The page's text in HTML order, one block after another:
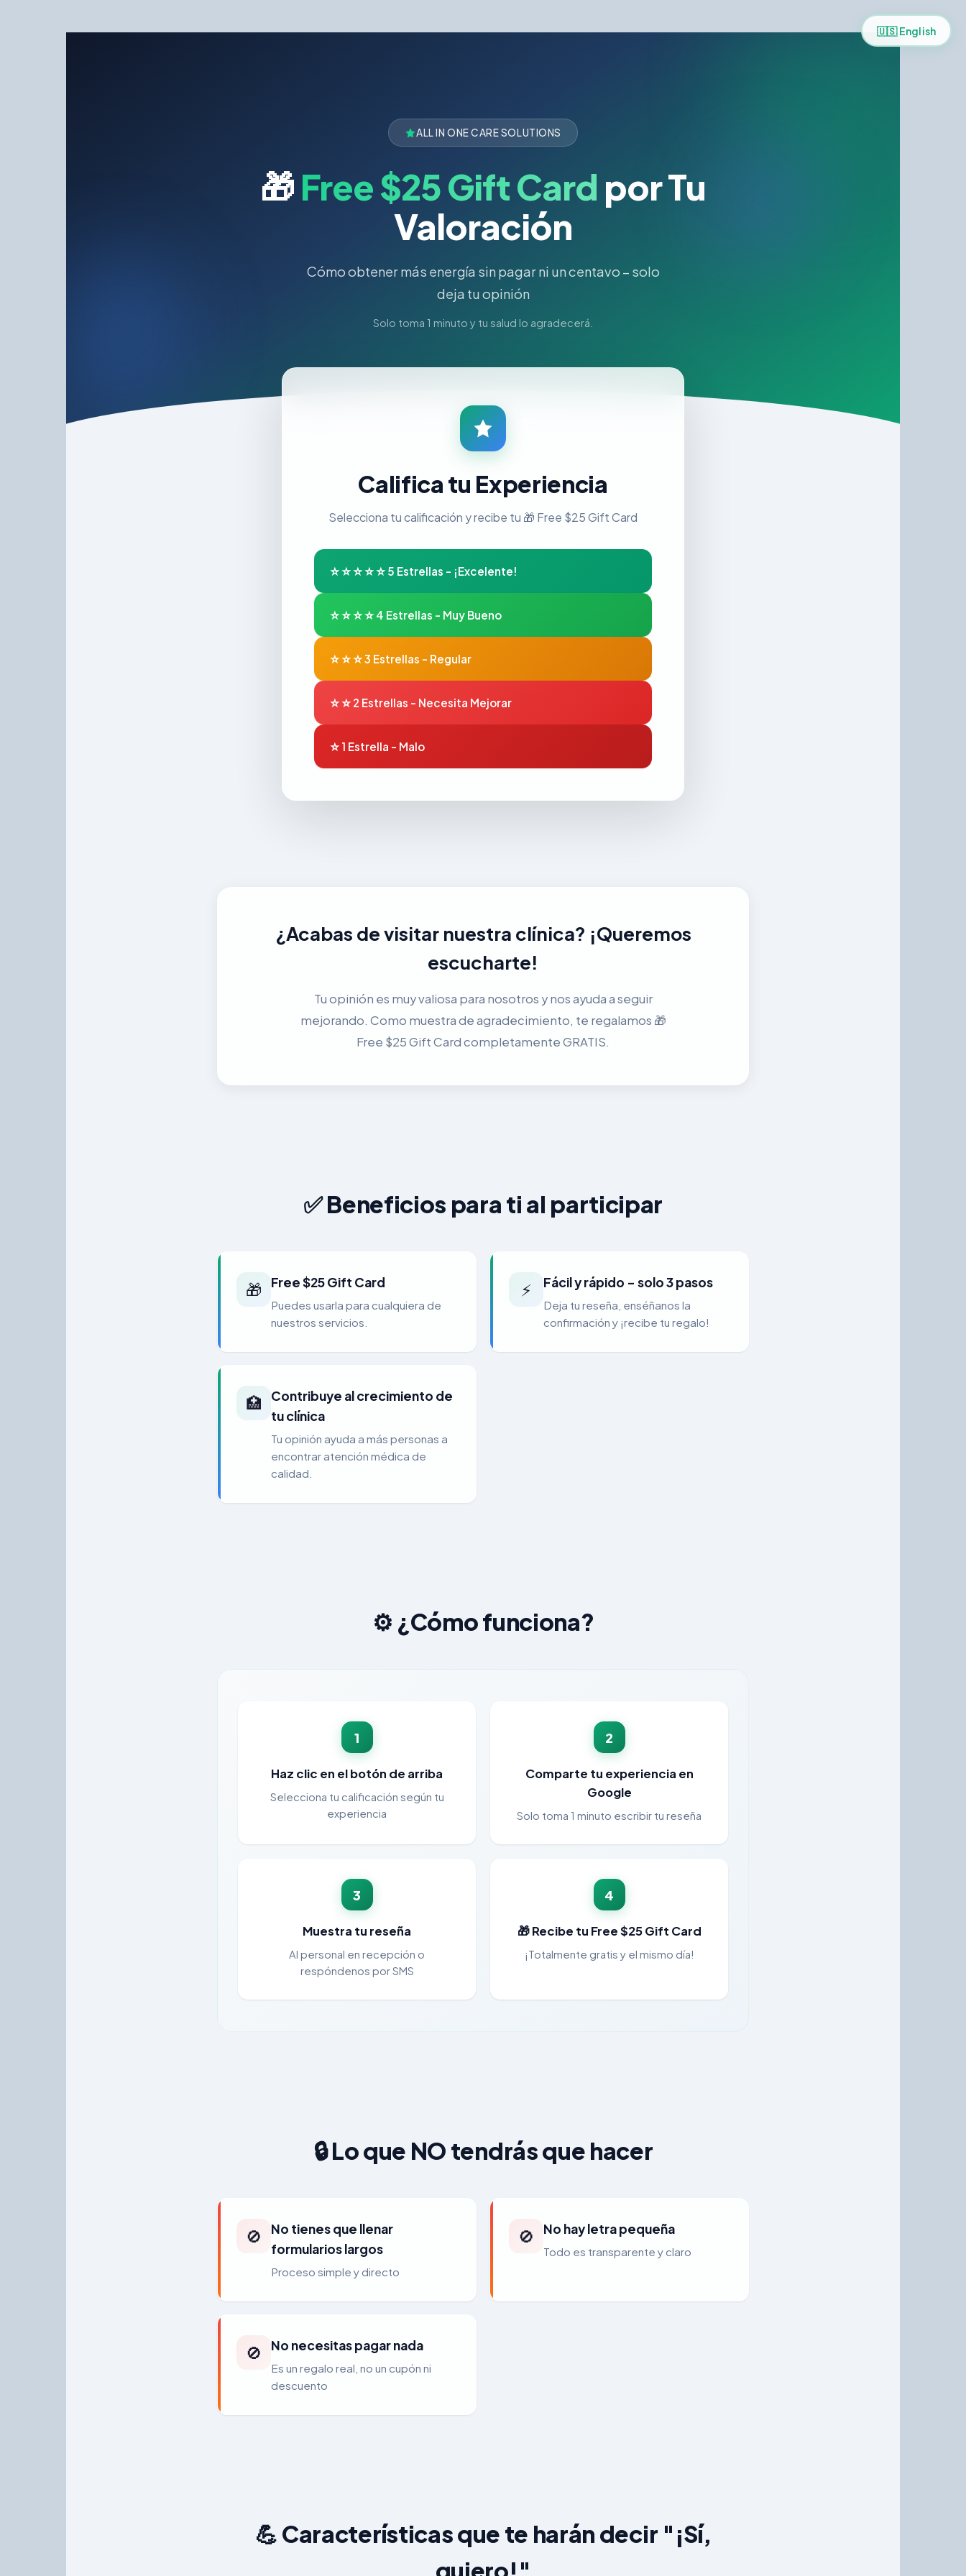
🇺🇸 English
ALL IN ONE CARE SOLUTIONS
🎁Free $25 Gift Card por Tu
Valoración
Cómo obtener más energía sin pagar ni un centavo – solo
deja tu opinión
Solo toma 1 minuto y tu salud lo agradecerá.
Califica tu Experiencia
Selecciona tu calificación y recibe tu 🎁 Free $25 Gift Card
⭐⭐⭐⭐⭐5 Estrellas - ¡Excelente!
⭐⭐⭐⭐ 4 Estrellas - Muy Bueno
⭐⭐⭐3 Estrellas - Regular
⭐⭐ 2 Estrellas - Necesita Mejorar
⭐ 1 Estrella - Malo
¿Acabas de visitar nuestra clínica? ¡Queremos
escucharte!
Tu opinión es muy valiosa para nosotros y nos ayuda a seguir
mejorando. Como muestra de agradecimiento, te regalamos 🎁
Free $25 Gift Card completamente GRATIS.
✅ Beneficios para ti al participar
🎁 Free $25 Gift Card
Puedes usarla para cualquiera de
nuestros servicios.
⚡ Fácil y rápido – solo 3 pasos
Deja tu reseña, enséñanos la
confirmación y ¡recibe tu regalo!
🏥
Contribuye al crecimiento de
tu clínica
Tu opinión ayuda a más personas a
encontrar atención médica de
calidad.
⚙️ ¿Cómo funciona?
1
Haz clic en el botón de arriba
Selecciona tu calificación según tu
experiencia
2
Comparte tu experiencia en
Google
Solo toma 1 minuto escribir tu reseña
3
Muestra tu reseña
Al personal en recepción o
respóndenos por SMS
4
🎁 Recibe tu Free $25 Gift Card
¡Totalmente gratis y el mismo día!
🔒 Lo que NO tendrás que hacer
🚫
No tienes que llenar
formularios largos
Proceso simple y directo
🚫 No hay letra pequeña
Todo es transparente y claro
🚫 No necesitas pagar nada
Es un regalo real, no un cupón ni
descuento
💪 Características que te harán decir "¡Sí,
quiero!"